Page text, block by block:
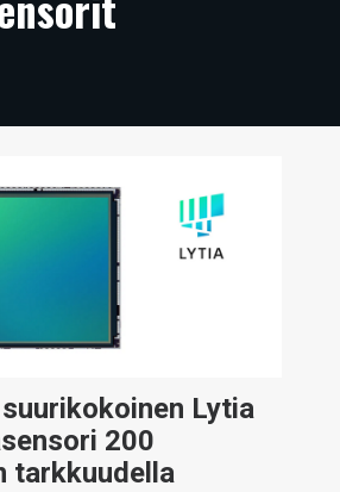
Lytia
200
tarkkuudella